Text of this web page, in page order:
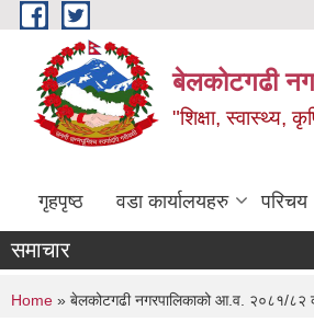
Skip to main content
बेलकोटगढी
"शिक्षा, स्वास्थ्य,
गृहपृष्ठ वडा कार्यालयहरु परिचय
समाचार
You are here
Home » बेलकोटगढी नगरपालिकाको आ.व. २०८१/८२